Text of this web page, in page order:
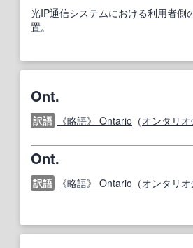
光IP通信システムにおける利用者側
置。
Ont.
訳語 《略語》 Ontario （オンタリオ
Ont.
訳語 《略語》 Ontario （オンタリオ